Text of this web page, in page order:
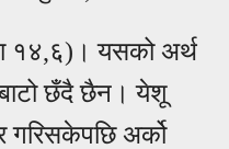
१४,६)। यसको अर्थ
बाटो छँदै छैन। येशू
गरिसकेपछि अर्को